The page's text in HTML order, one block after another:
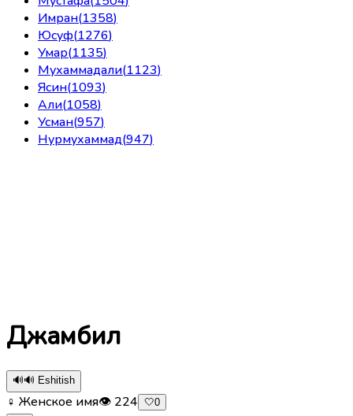
Имран(1358)
Юсуф(1276)
Умар(1135)
Мухаммадали(1123)
Ясин(1093)
Али(1058)
Усман(957)
Нурмухаммад(947)
Джамбил
🔊🔊 Eshitish
♀ Женское имя👁 224 🤍0